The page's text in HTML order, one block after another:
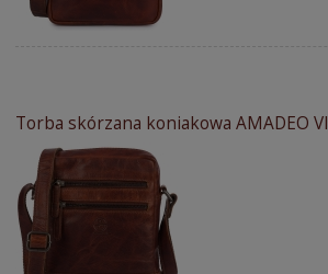
Torba skórzana koniakowa AMADEO VI